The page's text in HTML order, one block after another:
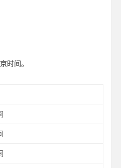
时间。